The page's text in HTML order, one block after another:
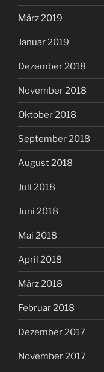
März 2019
Januar 2019
Dezember 2018
November 2018
Oktober 2018
September 2018
August 2018
Juli 2018
Juni 2018
Mai 2018
April 2018
März 2018
Februar 2018
Dezember 2017
November 2017